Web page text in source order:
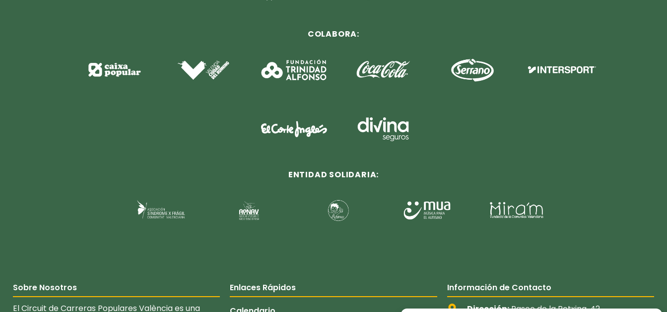
COLABORA:
ENTIDAD SOLIDARIA:
Sobre Nosotros
El Circuit de Carreras Populares València es una
Enlaces Rápidos
Información de Contacto
Dirección:Paseo de la Petxina, 42